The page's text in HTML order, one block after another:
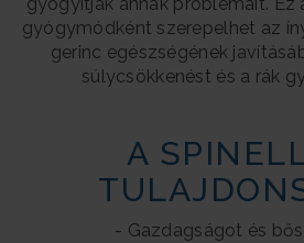
gyógymódként szerepelhet az
gerinc egészségének
súlycsökkenést és a rák
A
- Gazdagságot és